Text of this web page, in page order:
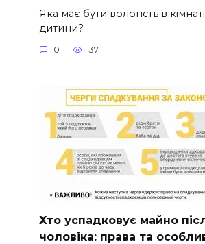
Яка має бути вологість в
дитини?
0 37
Хто успадковує майно
чоловіка: права та